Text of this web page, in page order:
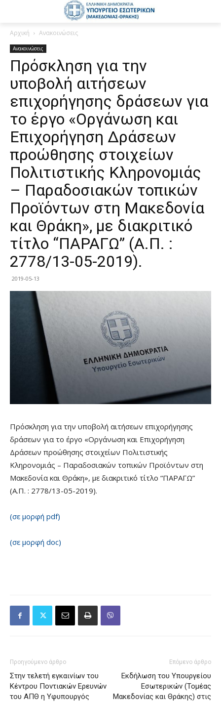
Αρχική Ανακοινώσεις
Ανακοινώσεις
Πρόσκληση για την
υποβολή αιτήσεων
επιχορήγησης δράσεων για
το έργο «Οργάνωση και
Επιχορήγηση Δράσεων
προώθησης στοιχείων
Πολιτιστικής Κληρονομιάς
– Παραδοσιακών τοπικών
Προϊόντων στη Μακεδονία
και Θράκη», με διακριτικό
τίτλο “ΠΑΡΑΓΩ” (Α.Π. :
2778/13-05-2019).
2019-05-13
Πρόσκληση για την υποβολή αιτήσεων επιχορήγησης
δράσεων για το έργο «Οργάνωση και Επιχορήγηση
Δράσεων προώθησης στοιχείων Πολιτιστικής
Κληρονομιάς – Παραδοσιακών τοπικών Προϊόντων στη
Μακεδονία και Θράκη», με διακριτικό τίτλο “ΠΑΡΑΓΩ”
(Α.Π. : 2778/13-05-2019).
(σε μορφή pdf)
(σε μορφή doc)
Προηγούμενο άρθρο
Στην τελετή εγκαινίων του
Κέντρου Ποντιακών Ερευνών
του ΑΠΘ η Υφυπουργός
Επόμενο άρθρο
Εκδήλωση του Υπουργείου
Εσωτερικών (Τομέας
Μακεδονίας και Θράκης) στις